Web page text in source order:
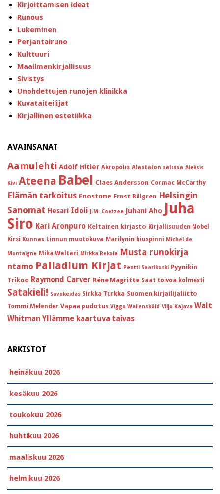
Kirjoittamisen ideat
Runous
Lukeminen
Perjantairuno
Kulttuuri
Maailmankirjallisuus
Sivistys
Unohdettujen runojen klinikka
Kuvataiteilijat
Kirjallinen estetiikka
AVAINSANAT
Aamulehti Adolf Hitler Akropolis Alastalon salissa Aleksis
Kivi Ateena Babel Claes Andersson Cormac McCarthy
Elämän tarkoitus Enostone Ernst Billgren Helsingin
Sanomat Hesari Idoli J.M. Coetzee Juhani Aho Juha
Siro Kari Aronpuro Keltainen kirjasto Kirjallisuuden Nobel
Kirsi Kunnas Linnun muotokuva Marilynin hiuspinni Michel de
Montaigne Mika Waltari Mirkka Rekola Musta runokirja
ntamo Palladium Kirjat Pentti Saarikoski Pyynikin
Trikoo Raymond Carver Réne Magritte Saat toivoa kolmesti
Satakieli! Savukeidas Sirkka Turkka Suomen kirjailijaliitto
Tommi Melender Vapaa pudotus Viggo Wallensköld Viljo Kajava Walt
Whitman Yllämme kaartuva taivas
ARKISTOT
heinäkuu 2026
kesäkuu 2026
toukokuu 2026
huhtikuu 2026
maaliskuu 2026
helmikuu 2026